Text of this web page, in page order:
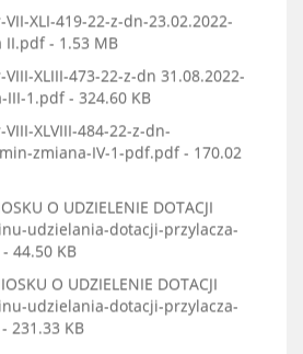
XLI-419-22-z-dn-23.02.2022-
- 1.53 MB
XLIII-473-22-z-dn 31.08.2022-
1.pdf - 324.60 KB
XLVIII-484-22-z-dn-
zmiana-IV-1-pdf.pdf - 170.02
O UDZIELENIE DOTACJI
udzielania-dotacji-przylacza-
44.50 KB
O UDZIELENIE DOTACJI
udzielania-dotacji-przylacza-
231.33 KB